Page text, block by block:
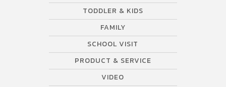
TODDLER & KIDS
FAMILY
SCHOOL VISIT
PRODUCT & SERVICE
VIDEO